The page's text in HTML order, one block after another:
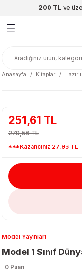
200 TL ve
& Matara
Anasayfa
Kitaplar
Model Yayınları
Model 1 Sınıf
0 Puan
251,61 TL
279,56 TL
***Kazancınız 27.96 TL